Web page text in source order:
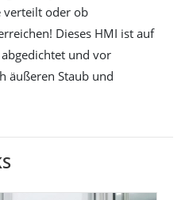
verteilt oder ob
Dieses HMI ist auf
und vor
äußeren Staub und